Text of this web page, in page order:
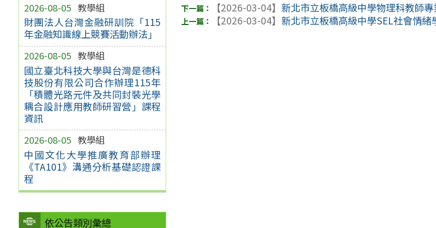
2026-08-05 教學組
財團法人台灣金融研訓院「115
年金融知識線上競賽活動辦法」
2026-08-05 教學組
國立臺北科技大學與台灣是德科
技股份有限公司合作辦理115年
「積體光路元件及共同封裝光學
耦合設計應用教師研習營」課程
資訊
2026-08-05 教學組
中國文化大學推廣教育部辦理
《TA101》溝通分析基礎認證課
程
依公告類別彙總
【2026-03-04】 新北市立板橋高級中學物理科教師
【2026-03-04】 新北市立板橋高級中學SEL社會情